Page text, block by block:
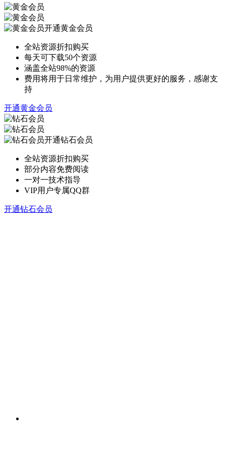
开通黄金会员
全站资源折扣购买
每天可下载50个资源
涵盖全站98%的资源
费用将用于日常维护，为用户提供更好的服务，感谢支
持
开通黄金会员
开通钻石会员
全站资源折扣购买
部分内容免费阅读
一对一技术指导
VIP用户专属QQ群
开通钻石会员